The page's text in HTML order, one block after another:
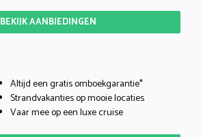
BEKIJK AANBIEDINGEN
Altijd een gratis omboekgarantie*
Strandvakanties op mooie locaties
Vaar mee op een luxe cruise